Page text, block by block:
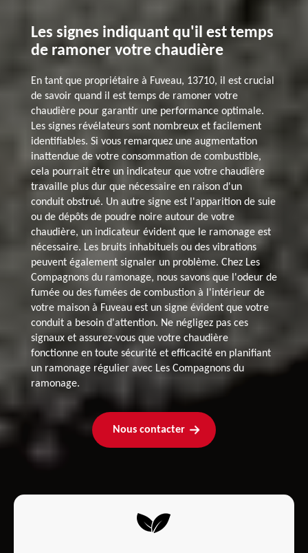
Les signes indiquant qu'il est temps
de ramoner votre chaudière
En tant que propriétaire à Fuveau, 13710, il est crucial
de savoir quand il est temps de ramoner votre
chaudière pour garantir une performance optimale.
Les signes révélateurs sont nombreux et facilement
identifiables. Si vous remarquez une augmentation
inattendue de votre consommation de combustible,
cela pourrait être un indicateur que votre chaudière
travaille plus dur que nécessaire en raison d'un
conduit obstrué. Un autre signe est l'apparition de suie
ou de dépôts de poudre noire autour de votre
chaudière, un indicateur évident que le ramonage est
nécessaire. Les bruits inhabituels ou des vibrations
peuvent également signaler un problème. Chez Les
Compagnons du ramonage, nous savons que l'odeur de
fumée ou des fumées de combustion à l'intérieur de
votre maison à Fuveau est un signe évident que votre
conduit a besoin d'attention. Ne négligez pas ces
signaux et assurez-vous que votre chaudière
fonctionne en toute sécurité et efficacité en planifiant
un ramonage régulier avec Les Compagnons du
ramonage.
Nous contacter